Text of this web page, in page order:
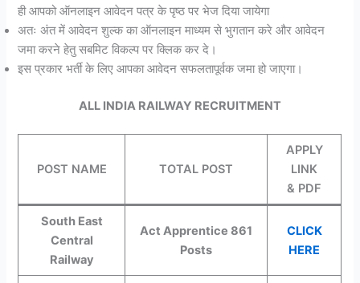
ही आपको ऑनलाइन आवेदन पत्र के पृष्ठ पर भेज दिया जायेगा
अतः अंत में आवेदन शुल्क का ऑनलाइन माध्यम से भुगतान करे और आवेदन
जमा करने हेतु सबमिट विकल्प पर क्लिक कर दे।
इस प्रकार भर्ती के लिए आपका आवेदन सफलतापूर्वक जमा हो जाएगा।
ALL INDIA RAILWAY RECRUITMENT
POST NAME TOTAL POST
APPLY
LINK
& PDF
South East
Central
Railway
Act Apprentice 861
Posts
CLICK
HERE